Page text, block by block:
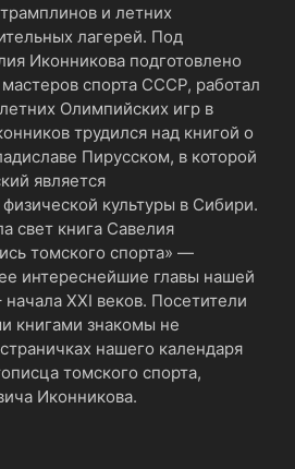
и летних
лагерей. Под
Иконникова подготовлено
спорта СССР, работал
Олимпийских игр в
трудился над книгой о
Пирусском, в которой
является
культуры в Сибири.
свет книга Савелия
томского спорта» —
интереснейшие главы нашей
XXI веков. Посетители
книгами знакомы не
нашего календаря
томского спорта,
Иконникова.